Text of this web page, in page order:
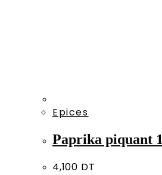
Epices
Paprika piquant
4,100 DT